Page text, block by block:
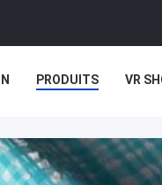
PRODUITS VR